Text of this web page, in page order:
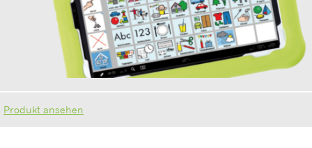
Produkt ansehen